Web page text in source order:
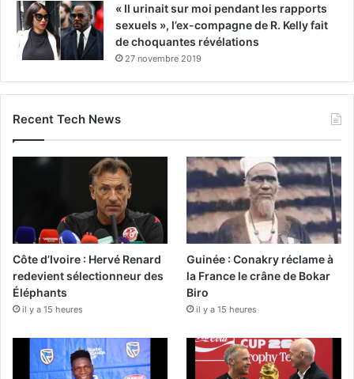
« Il urinait sur moi pendant les rapports
sexuels », l’ex-compagne de R. Kelly fait
de choquantes révélations
27 novembre 2019
Recent Tech News
Côte d’Ivoire : Hervé Renard
redevient sélectionneur des
Éléphants
il y a 15 heures
Guinée : Conakry réclame à
la France le crâne de Bokar
Biro
il y a 15 heures